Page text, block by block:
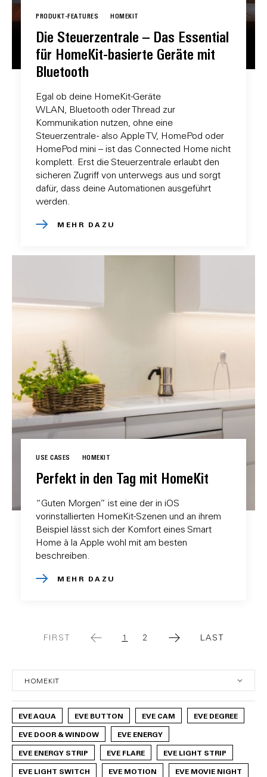
PRODUKT-FEATURES HOMEKIT
Die Steuerzentrale – Das Essential
für HomeKit-basierte Geräte mit
Bluetooth
Egal ob deine HomeKit-Geräte
WLAN, Bluetooth oder Thread zur
Kommunikation nutzen, ohne eine
Steuerzentrale - also Apple TV, HomePod oder
HomePod mini – ist das Connected Home nicht
komplett. Erst die Steuerzentrale erlaubt den
sicheren Zugriff von unterwegs aus und sorgt
dafür, dass deine Automationen ausgeführt
werden.
MEHR DAZU
USE CASES HOMEKIT
Perfekt in den Tag mit HomeKit
“Guten Morgen” ist eine der in iOS
vorinstallierten HomeKit-Szenen und an ihrem
Beispiel lässt sich der Komfort eines Smart
Home à la Apple wohl mit am besten
beschreiben.
MEHR DAZU
FIRST
CURRENT
1 2 LAST
EVE AQUA EVE BUTTON EVE CAM
EVE DEGREE
EVE DOOR & WINDOW
EVE ENERGY
EVE ENERGY STRIP
EVE FLARE
EVE LIGHT STRIP
EVE LIGHT SWITCH
EVE MOTION
EVE MOVIE NIGHT